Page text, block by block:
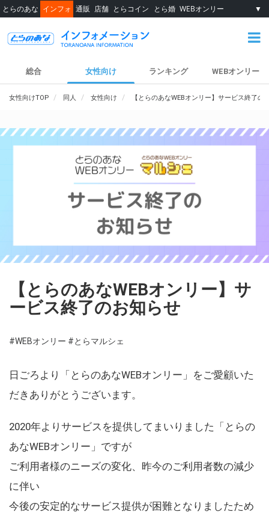
とらのあな インフォ 通販 店舗 とらコイン とら婚 WEBオンリー ▼
総合 女性向け ランキング WEBオンリー
女性向けTOP 同人 女性向け 【とらのあなWEBオンリー】サービス終了の
【とらのあなWEBオンリー】サ
ービス終了のお知らせ
#WEBオンリー #とらマルシェ
日ごろより「とらのあなWEBオンリー」をご愛顧いた
だきありがとうございます。
2020年よりサービスを提供してまいりました「とらの
あなWEBオンリー」ですが
ご利用者様のニーズの変化、昨今のご利用者数の減少
に伴い
今後の安定的なサービス提供が困難となりましたため